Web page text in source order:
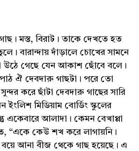
মস্ত, বিরাট। তাকে দেখতে হত
বারান্দায় দাঁড়ালে চোখের সামনে
উঠে গেছে যেন আকাশ ছোঁবে বলে।
পাঠ ঐ দেবদারু গাছটা। পরে তো
করে ছাঁটা দেবদারু গাছের সারি
মিডিয়াম বোর্ডিং স্কুলের
একেবারে আলাদা। কেমন বেখাপ্পা
“একে কেউ শখ করে লাগায়নি।
আনা বীজ থেকে গাছ হয়েছে। এ